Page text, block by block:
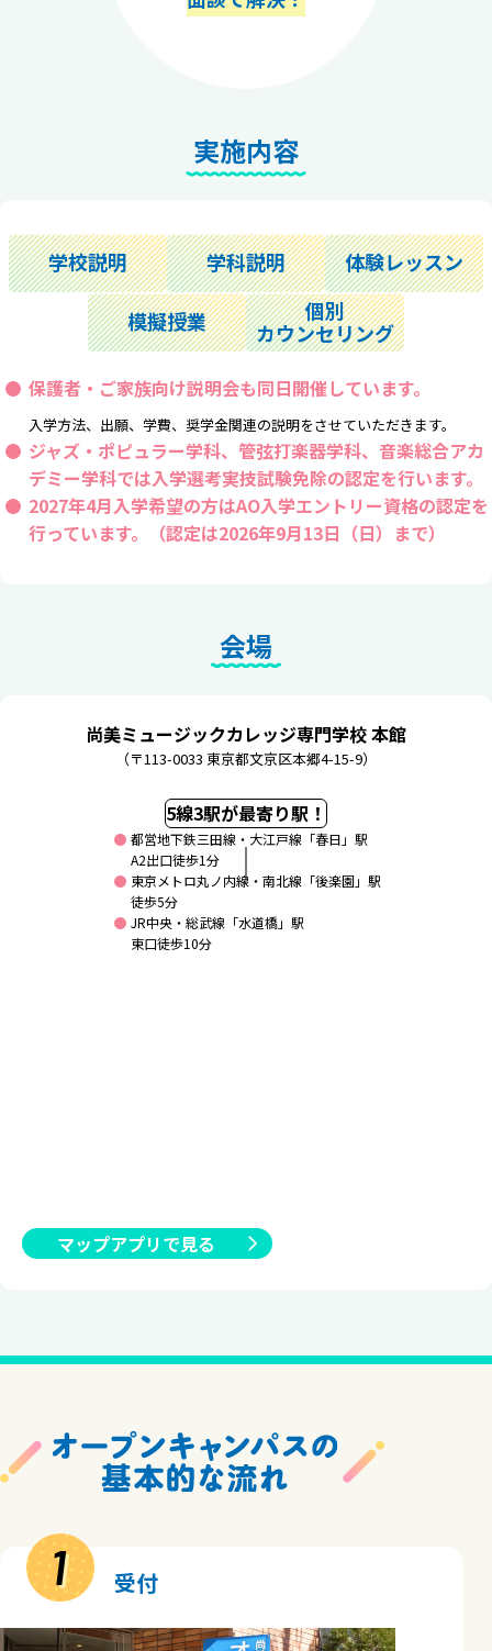
実施内容
学校説明 学科説明 体験レッスン
模擬授業
個別
カウンセリング
保護者・ご家族向け説明会も同日開催しています。
入学方法、出願、学費、奨学金関連の説明をさせていただきます。
ジャズ・ポピュラー学科、管弦打楽器学科、音楽総合アカ
デミー学科では入学選考実技試験免除の認定を行います。
2027年4月入学希望の方はAO入学エントリー資格の認定を
行っています。（認定は2026年9月13日（日）まで）
会場
尚美ミュージックカレッジ専門学校 本館
（〒113-0033 東京都文京区本郷4-15-9）
5線3駅が最寄り駅！
都営地下鉄三田線・大江戸線「春日」駅
A2出口徒歩1分
東京メトロ丸ノ内線・南北線「後楽園」駅
徒歩5分
JR中央・総武線「水道橋」駅
東口徒歩10分
マップアプリで見る
1 受付